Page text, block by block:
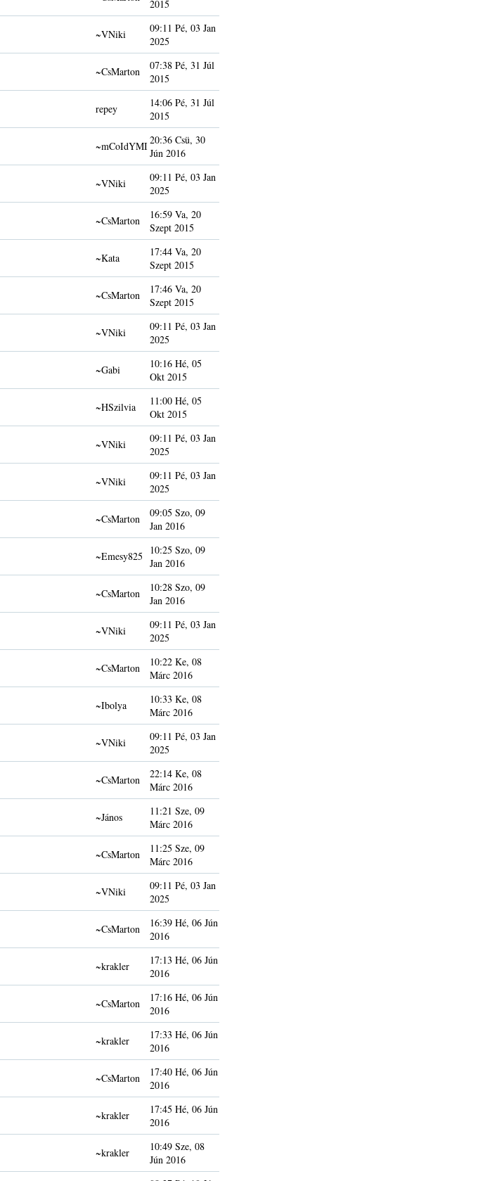
2015
~VNiki
09:11 Pé, 03 Jan
2025
~CsMarton
07:38 Pé, 31 Júl
2015
repey
14:06 Pé, 31 Júl
2015
~mCoIdYMI20:36 Csü, 30
Jún 2016
~VNiki
09:11 Pé, 03 Jan
2025
~CsMarton
16:59 Va, 20
Szept 2015
~Kata
17:44 Va, 20
Szept 2015
~CsMarton
17:46 Va, 20
Szept 2015
~VNiki
09:11 Pé, 03 Jan
2025
~Gabi
10:16 Hé, 05
Okt 2015
~HSzilvia
11:00 Hé, 05
Okt 2015
~VNiki
09:11 Pé, 03 Jan
2025
~VNiki
09:11 Pé, 03 Jan
2025
~CsMarton
09:05 Szo, 09
Jan 2016
~Emesy825
10:25 Szo, 09
Jan 2016
~CsMarton
10:28 Szo, 09
Jan 2016
~VNiki
09:11 Pé, 03 Jan
2025
~CsMarton
10:22 Ke, 08
Márc 2016
~Ibolya
10:33 Ke, 08
Márc 2016
~VNiki
09:11 Pé, 03 Jan
2025
~CsMarton
22:14 Ke, 08
Márc 2016
~János
11:21 Sze, 09
Márc 2016
~CsMarton
11:25 Sze, 09
Márc 2016
~VNiki
09:11 Pé, 03 Jan
2025
~CsMarton
16:39 Hé, 06 Jún
2016
~krakler
17:13 Hé, 06 Jún
2016
~CsMarton
17:16 Hé, 06 Jún
2016
~krakler
17:33 Hé, 06 Jún
2016
~CsMarton
17:40 Hé, 06 Jún
2016
~krakler
17:45 Hé, 06 Jún
2016
~krakler
10:49 Sze, 08
Jún 2016